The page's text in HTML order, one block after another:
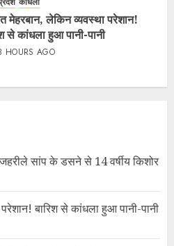
मेहरबान, लेकिन व्यवस्था परेशान!
से कांधला हुआ पानी-पानी
HOURS AGO
सांप के डसने से 14 वर्षीय किशोर
बारिश से कांधला हुआ पानी-पानी